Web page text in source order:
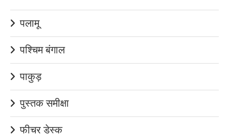
पलामू
पश्चिम बंगाल
पाकुड़
पुस्तक समीक्षा
फीचर डेस्क